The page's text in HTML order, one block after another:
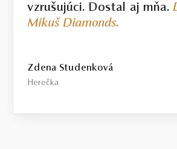
vzrušujúci. Dostal aj mňa.
Mikuš Diamonds.
Zdena Studenková
Herečka